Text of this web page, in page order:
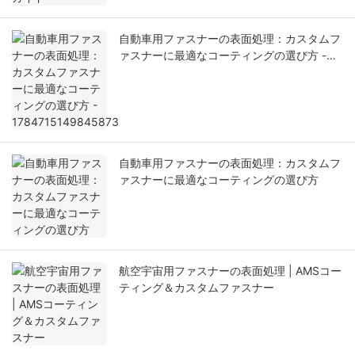
自動車用ファスナーの表面処理：カスタムフ
ァスナーに最適なコーティングの選び方 -
自動車用ファスナーの表面処理：カスタムフ
ァスナーに最適なコーティングの選び方
航空宇宙用ファスナーの表面処理 | AMSコー
ティング＆カスタムファスナー